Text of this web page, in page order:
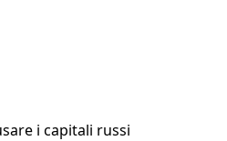
i capitali russi